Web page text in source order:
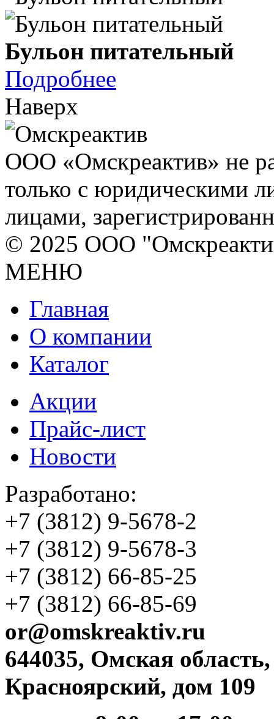
Бульон питательный
Подробнее
Наверх
ООО «Омскреактив» не
только с юридическими
лицами,
© 2025 ООО
МЕНЮ
Главная
О компании
Каталог
Акции
Прайс-лист
Новости
Разработано:
+7 (3812) 9-5678-2
+7 (3812) 9-5678-3
+7 (3812) 66-85-25
+7 (3812) 66-85-69
or@omskreaktiv.ru
644035, Омская
Красноярский, дом 109